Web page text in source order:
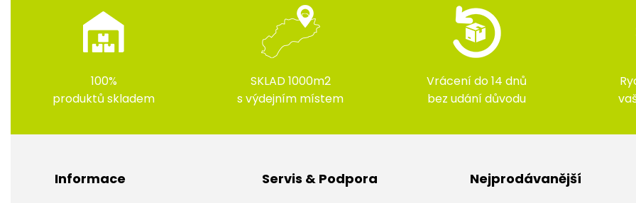
100%
produktů skladem
SKLAD 1000m2
s výdejním místem
Vrácení do 14 dnů
bez udání důvodu
Informace Servis & Podpora Nejprodávanější